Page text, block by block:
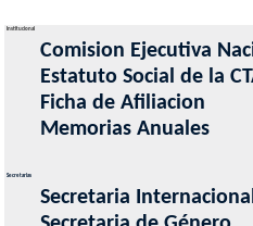
Institucional
Comision Ejecutiva
Estatuto Social de la
Ficha de Afiliacion
Memorias Anuales
Secretarias
Secretaria